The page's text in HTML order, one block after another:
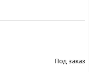
Под заказ